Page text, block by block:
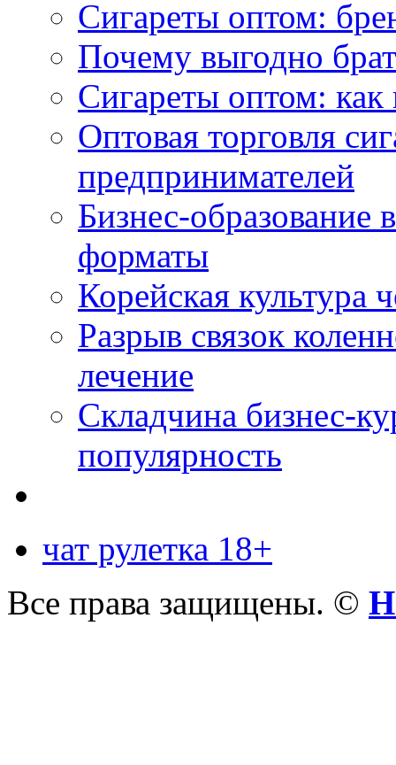
Сигареты оптом:
Почему выгодно
Сигареты оптом: как
Оптовая торговля
предпринимателей
Бизнес-образование
форматы
Корейская культура
Разрыв связок
лечение
Складчина бизнес-
популярность
чат рулетка 18+
Все права защищены. ©